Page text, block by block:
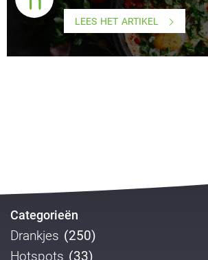
LEES HET ARTIKEL
Categorieën
Drankjes (250)
Hotspots (33)